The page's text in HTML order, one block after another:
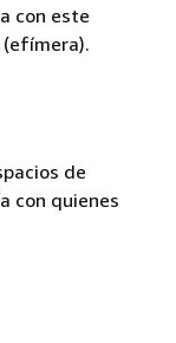
con este
(efímera).
de
con quienes